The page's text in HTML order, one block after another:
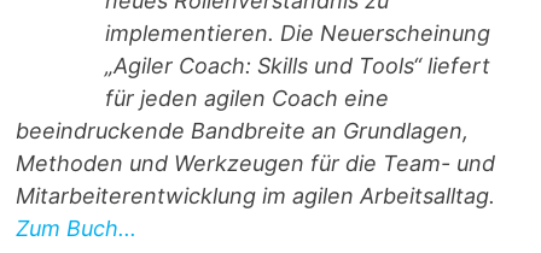
implementieren. Die Neuerscheinung
„Agiler Coach: Skills und Tools“ liefert
für jeden agilen Coach eine
beeindruckende Bandbreite an Grundlagen,
Methoden und Werkzeugen für die Team- und
Mitarbeiterentwicklung im agilen Arbeitsalltag.
Zum Buch...